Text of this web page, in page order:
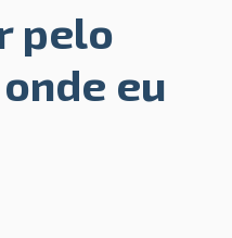
pelo
eu